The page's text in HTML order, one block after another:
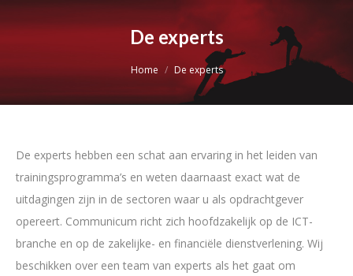
De experts
Home De experts
De experts hebben een schat aan ervaring in het leiden van
trainingsprogramma’s en weten daarnaast exact wat de
uitdagingen zijn in de sectoren waar u als opdrachtgever
opereert. Communicum richt zich hoofdzakelijk op de ICT-
branche en op de zakelijke- en financiële dienstverlening. Wij
beschikken over een team van experts als het gaat om